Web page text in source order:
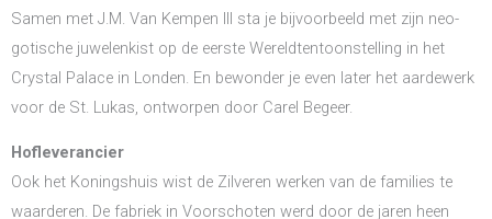
Samen met J.M. Van Kempen III sta je bijvoorbeeld met zijn neo-
gotische juwelenkist op de eerste Wereldtentoonstelling in het
Crystal Palace in Londen. En bewonder je even later het aardewerk
voor de St. Lukas, ontworpen door Carel Begeer.
Hofleverancier
Ook het Koningshuis wist de Zilveren werken van de families te
waarderen. De fabriek in Voorschoten werd door de jaren heen